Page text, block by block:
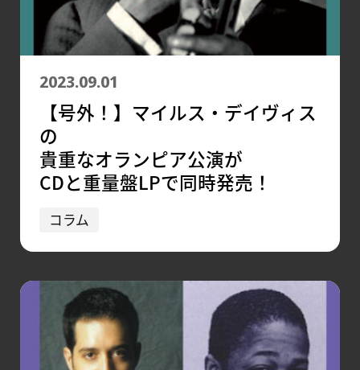
2023.09.01
【号外！】マイルス・デイヴィス
の
貴重なオランピア公演が
CDと重量盤LPで同時発売！
コラム